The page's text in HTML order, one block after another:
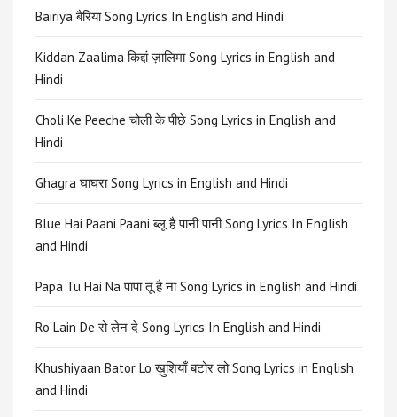
Bairiya बैरिया Song Lyrics In English and Hindi
Kiddan Zaalima किद्दां ज़ालिमा Song Lyrics in English and
Hindi
Choli Ke Peeche चोली के पीछे Song Lyrics in English and
Hindi
Ghagra घाघरा Song Lyrics in English and Hindi
Blue Hai Paani Paani ब्लू है पानी पानी Song Lyrics In English
and Hindi
Papa Tu Hai Na पापा तू है ना Song Lyrics in English and Hindi
Ro Lain De रो लेन दे Song Lyrics In English and Hindi
Khushiyaan Bator Lo ख़ुशियाँ बटोर लो Song Lyrics in English
and Hindi